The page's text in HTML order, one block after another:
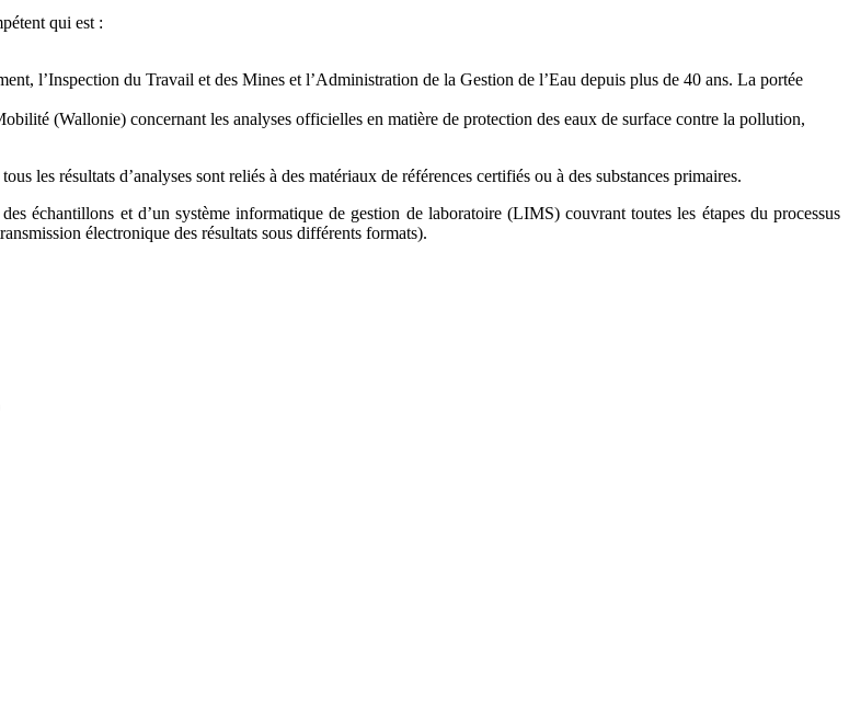
qui est :
l’Inspection du Travail et des Mines et l’Administration de la Gestion de l’Eau depuis plus de 40 ans. La portée
(Wallonie) concernant les analyses officielles en matière de protection des eaux de surface contre la pollution,
les résultats d’analyses sont reliés à des matériaux de références certifiés ou à des substances primaires.
échantillons et d’un système informatique de gestion de laboratoire (LIMS) couvrant toutes les étapes du processus
électronique des résultats sous différents formats).